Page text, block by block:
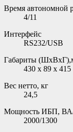
Время автономной
4/11
Интерфейс
RS232/USB
Габариты
430 x 89 x 415
Вес нетто, кг
24,5
Мощность ИБП,
2000/1300